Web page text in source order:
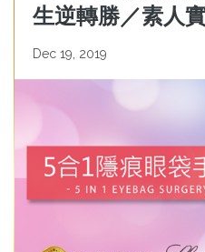
生逆轉勝／素人
Dec 19, 2019